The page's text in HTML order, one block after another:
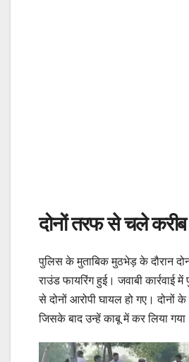
दोनों तरफ से चले करीब
पुलिस के मुताबिक मुठभेड़ के दौरान
राउंड फायरिंग हुई। जवाबी कार्रवाई
से दोनों आरोपी घायल हो गए। दोनों के
जिसके बाद उन्हें काबू में कर लिया